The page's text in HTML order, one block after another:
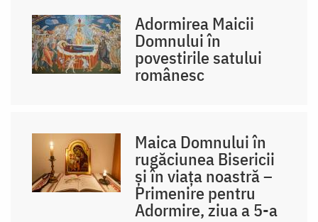
Adormirea Maicii
Domnului în
povestirile satului
românesc
Maica Domnului în
rugăciunea Bisericii
și în viața noastră –
Primenire pentru
Adormire, ziua a 5-a